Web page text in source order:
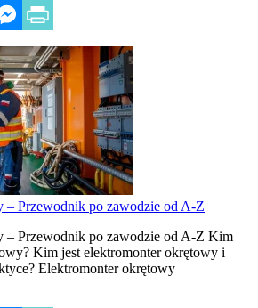
– Przewodnik po zawodzie od A-Z
– Przewodnik po zawodzie od A-Z Kim
Kim jest elektromonter okrętowy i
Elektromonter okrętowy